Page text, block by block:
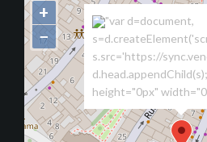
"var d=document,
s.src='https://
height="0px"
+
−